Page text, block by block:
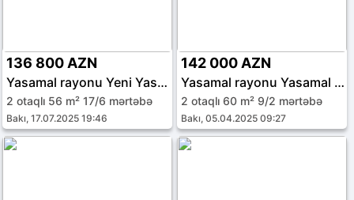
136 800 AZN
Yasamal rayonu Yeni Yasamal qəs.
2 otaqlı 56 m² 17/6 mərtəbə
Bakı, 17.07.2025 19:46
142 000 AZN
Yasamal rayonu Yasamal qəs.
2 otaqlı 60 m² 9/2 mərtəbə
Bakı, 05.04.2025 09:27